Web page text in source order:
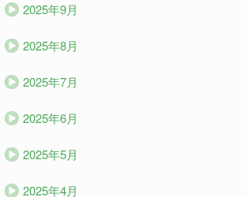
2025年9月
2025年8月
2025年7月
2025年6月
2025年5月
2025年4月